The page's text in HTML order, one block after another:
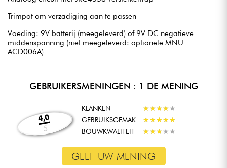
Trimpot om verzadiging aan te passen
Voeding: 9V batterij (meegeleverd) of 9V DC negatieve
middenspanning (niet meegeleverd: optionele MNU
ACD006A)
GEBRUIKERSMENINGEN : 1 DE MENING
4,0
5
KLANKEN ★★★★★
★★★★★
GEBRUIKSGEMAK
★★★★★
★★★★★
BOUWKWALITEIT
★★★★ ★
★★★★ ★
GEEF UW MENING